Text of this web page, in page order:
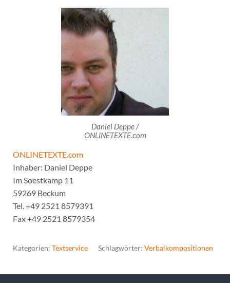
Daniel Deppe /
ONLINETEXTE.com
ONLINETEXTE.com
Inhaber: Daniel Deppe
Im Soestkamp 11
59269 Beckum
Tel. +49 2521 8579391
Fax +49 2521 8579354
Kategorien: Textservice Schlagwörter: Verbalkompositionen